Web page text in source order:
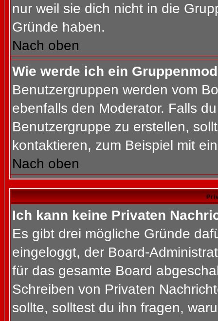
nur weil sie dich nicht in die
Gründe haben.
Nach oben
Wie werde ich ein
Benutzergruppen werden vom
ebenfalls den Moderator. Falls
Benutzergruppe zu erstellen,
kontaktieren, zum Beispiel mit
Nach oben
Ich kann keine Privaten
Es gibt drei mögliche Gründe
eingeloggt, der Board-
für das gesamte Board
Schreiben von Privaten
sollte, solltest du ihn fragen,